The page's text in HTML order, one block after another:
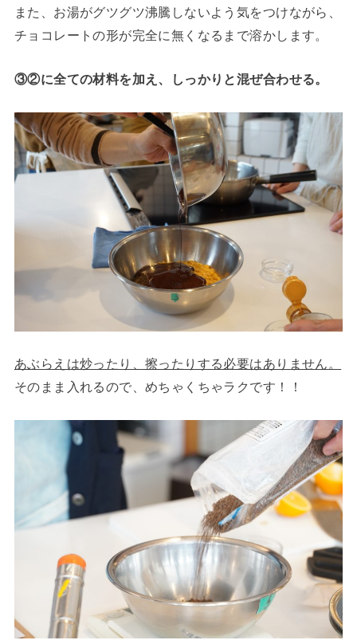
また、お湯がグツグツ沸騰しないよう気をつけながら、
チョコレートの形が完全に無くなるまで溶かします。
③②に全ての材料を加え、しっかりと混ぜ合わせる。
あぶらえは炒ったり、擦ったりする必要はありません。
そのまま入れるので、めちゃくちゃラクです！！